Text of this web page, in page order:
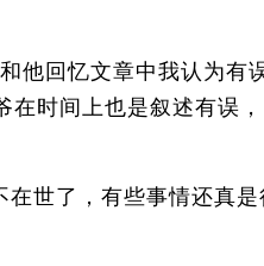
他回忆文章中我认为有
在时间上也是叙述有误
世了，有些事情还真是